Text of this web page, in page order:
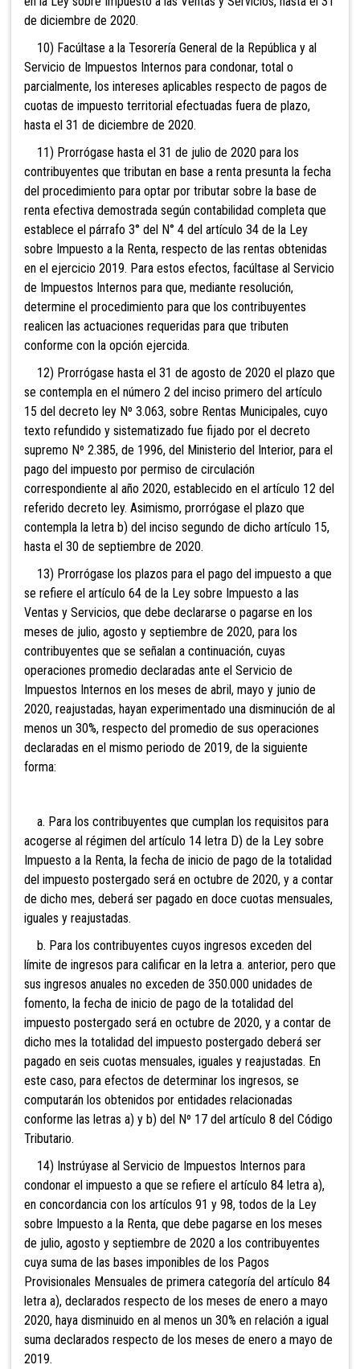
de diciembre de 2020.
10) Facúltase a la Tesorería General de la República y al
Servicio de Impuestos Internos para condonar, total o
parcialmente, los intereses aplicables respecto de pagos de
cuotas de impuesto territorial efectuadas fuera de plazo,
hasta el 31 de diciembre de 2020.
11) Prorrógase hasta el 31 de julio de 2020 para los
contribuyentes que tributan en base a renta presunta la fecha
del procedimiento para optar por tributar sobre la base de
renta efectiva demostrada según contabilidad completa que
establece el párrafo 3° del N° 4 del artículo 34 de la Ley
sobre Impuesto a la Renta, respecto de las rentas obtenidas
en el ejercicio 2019. Para estos efectos, facúltase al Servicio
de Impuestos Internos para que, mediante resolución,
determine el procedimiento para que los contribuyentes
realicen las actuaciones requeridas para que tributen
conforme con la opción ejercida.
12) Prorrógase hasta el 31 de agosto de 2020 el plazo que
se contempla en el número 2 del inciso primero del artículo
15 del decreto ley Nº 3.063, sobre Rentas Municipales, cuyo
texto refundido y sistematizado fue fijado por el decreto
supremo Nº 2.385, de 1996, del Ministerio del Interior, para el
pago del impuesto por permiso de circulación
correspondiente al año 2020, establecido en el artículo 12 del
referido decreto ley. Asimismo, prorrógase el plazo que
contempla la letra b) del inciso segundo de dicho artículo 15,
hasta el 30 de septiembre de 2020.
13) Prorrógase los plazos para el pago del impuesto a que
se refiere el artículo 64 de la Ley sobre Impuesto a las
Ventas y Servicios, que debe declararse o pagarse en los
meses de julio, agosto y septiembre de 2020, para los
contribuyentes que se señalan a continuación, cuyas
operaciones promedio declaradas ante el Servicio de
Impuestos Internos en los meses de abril, mayo y junio de
2020, reajustadas, hayan experimentado una disminución de al
menos un 30%, respecto del promedio de sus operaciones
declaradas en el mismo periodo de 2019, de la siguiente
forma:
a. Para los contribuyentes que cumplan los requisitos para
acogerse al régimen del artículo 14 letra D) de la Ley sobre
Impuesto a la Renta, la fecha de inicio de pago de la totalidad
del impuesto postergado será en octubre de 2020, y a contar
de dicho mes, deberá ser pagado en doce cuotas mensuales,
iguales y reajustadas.
b. Para los contribuyentes cuyos ingresos exceden del
límite de ingresos para calificar en la letra a. anterior, pero que
sus ingresos anuales no exceden de 350.000 unidades de
fomento, la fecha de inicio de pago de la totalidad del
impuesto postergado será en octubre de 2020, y a contar de
dicho mes la totalidad del impuesto postergado deberá ser
pagado en seis cuotas mensuales, iguales y reajustadas. En
este caso, para efectos de determinar los ingresos, se
computarán los obtenidos por entidades relacionadas
conforme las letras a) y b) del Nº 17 del artículo 8 del Código
Tributario.
14) Instrúyase al Servicio de Impuestos Internos para
condonar el impuesto a que se refiere el artículo 84 letra a),
en concordancia con los artículos 91 y 98, todos de la Ley
sobre Impuesto a la Renta, que debe pagarse en los meses
de julio, agosto y septiembre de 2020 a los contribuyentes
cuya suma de las bases imponibles de los Pagos
Provisionales Mensuales de primera categoría del artículo 84
letra a), declarados respecto de los meses de enero a mayo
2020, haya disminuido en al menos un 30% en relación a igual
suma declarados respecto de los meses de enero a mayo de
2019.